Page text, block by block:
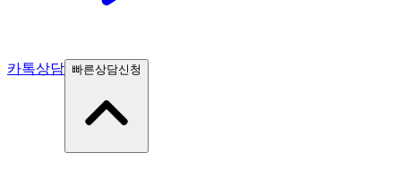
카톡상담 빠른상담신청